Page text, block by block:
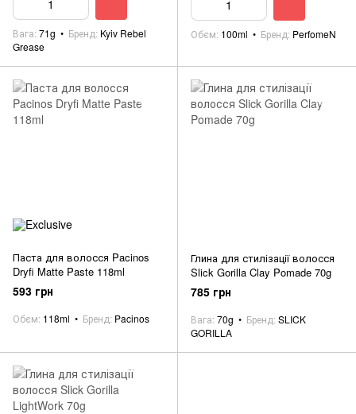
Вага 71g Бренд Kyiv Rebel
Grease
Обєм 100ml Бренд PerfomeN
Паста для волосся Pacinos
Dryfi Matte Paste 118ml
593 грн
Обєм 118ml Бренд Pacinos
Глина для стилізації волосся
Slick Gorilla Clay Pomade 70g
785 грн
Вага 70g Бренд SLICK
GORILLA